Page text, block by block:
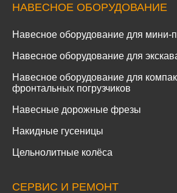
НАВЕСНОЕ ОБОРУДОВАНИЕ
Навесное оборудование для мини-
Навесное оборудование для
Навесное оборудование для
фронтальных погрузчиков
Навесные дорожные фрезы
Накидные гусеницы
Цельнолитные колёса
СЕРВИС И РЕМОНТ